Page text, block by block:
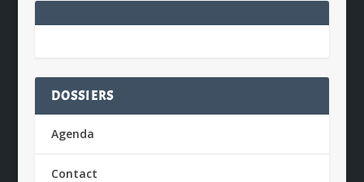
DOSSIERS
Agenda
Contact